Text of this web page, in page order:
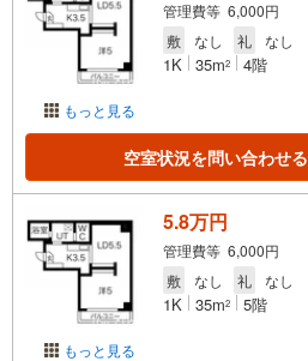
もっと見る
管理費等 6,000円
敷
なし 礼 なし
1K 35m2 4階
空室状況を問い合わせる
もっと見る
5.8万円
管理費等 6,000円
敷
なし 礼 なし
1K 35m2 5階